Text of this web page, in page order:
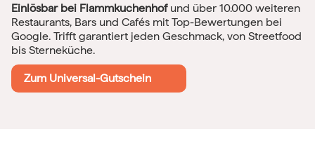
Einlösbar bei Flammkuchenhofund über 10.000 weiteren
Restaurants, Bars und Cafés mit Top-Bewertungen bei
Google. Trifft garantiert jeden Geschmack, von Streetfood
bis Sterneküche.
Zum Universal-Gutschein